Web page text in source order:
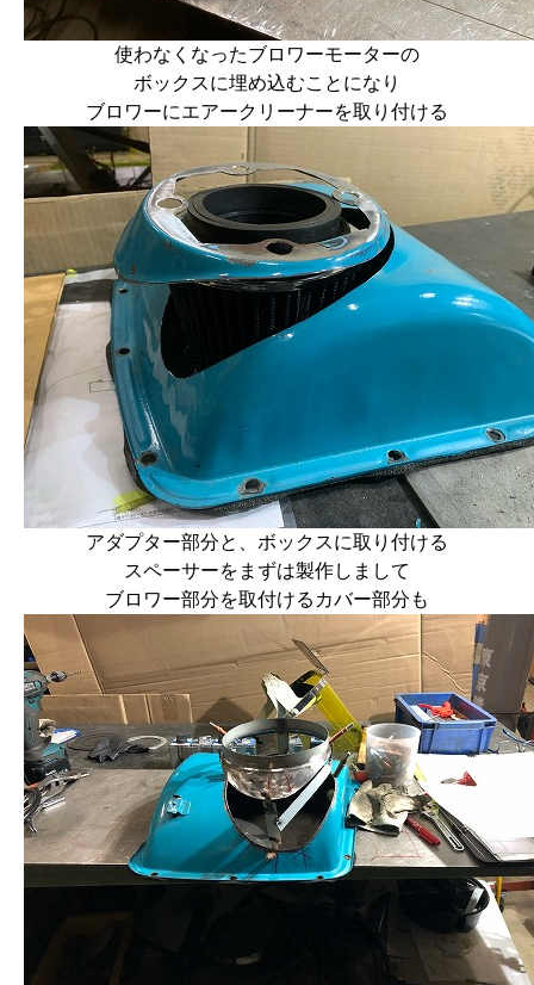
使わなくなったブロワーモーターの
ボックスに埋め込むことになり
ブロワーにエアークリーナーを取り付ける
アダプター部分と、ボックスに取り付ける
スペーサーをまずは製作しまして
ブロワー部分を取付けるカバー部分も